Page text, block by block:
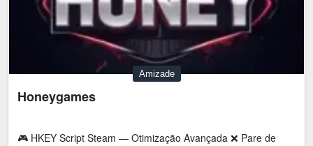
Amizade
Honeygames
🎮 HKEY Script Steam — Otimização Avançada ❌ Pare de